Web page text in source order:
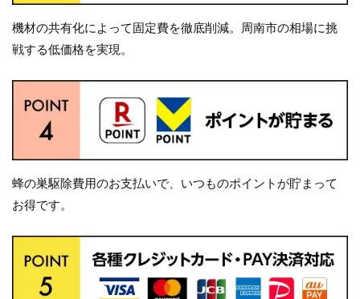
機材の共有化によって固定費を徹底削減。周南市の相場に挑
戦する低価格を実現。
蜂の巣駆除費用のお支払いで、いつものポイントが貯まって
お得です。